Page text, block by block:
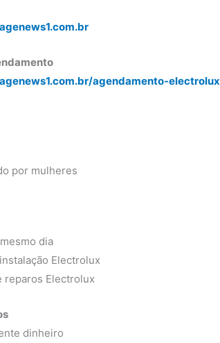
agendamento-electrolux
por mulheres
dia
Electrolux
reparos Electrolux
dinheiro